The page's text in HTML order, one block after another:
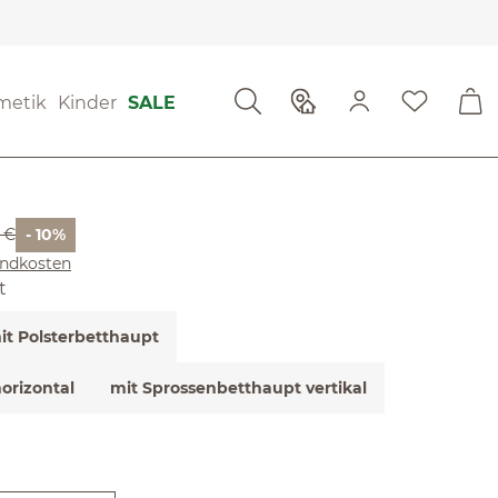
Kinder SALE
Preis:
€ - 10%
Polsterbetthaupt
mit Sprossenbetthaupt vertikal